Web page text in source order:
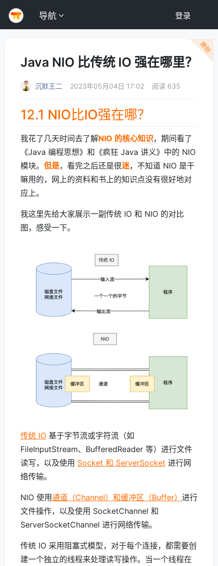
导航 登录
原创
Java NIO 比传统 IO 强在哪里？
沉默王二 2023年05月04日 17:02 阅读 635
12.1 NIO比IO强在哪？
我花了几天时间去了解NIO 的核心知识，期间看了
《Java 编程思想》和《疯狂 Java 讲义》中的 NIO
模块。 但是，看完之后还是很迷，不知道 NIO 是干
嘛用的，网上的资料和书上的知识点没有很好地对
应上。
我这里先给大家展示一副传统 IO 和 NIO 的对比
图，感受一下。
传统 IO 基于字节流或字符流（如
FileInputStream、BufferedReader 等）进行文件
读写，以及使用 Socket 和 ServerSocket 进行网
络传输。
NIO 使用通道（Channel）和缓冲区（Buffer） 进行
文件操作，以及使用 SocketChannel 和
ServerSocketChannel 进行网络传输。
传统 IO 采用阻塞式模型，对于每个连接，都需要创
建一个独立的线程来处理读写操作。当一个线程在